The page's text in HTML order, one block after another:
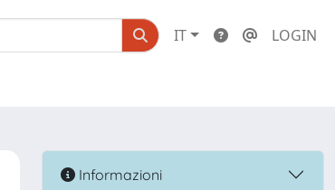
IT LOGIN
Informazioni